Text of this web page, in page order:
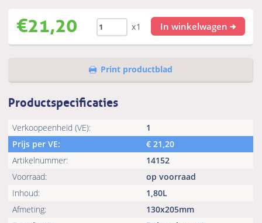
€21,20 x1 In winkelwagen
Print productblad
Productspecificaties
Verkoopeenheid (VE):
1
Prijs per VE:
€21,20
Artikelnummer:
14152
Voorraad:
op voorraad
Inhoud:
1,80L
Afmeting:
130x205mm